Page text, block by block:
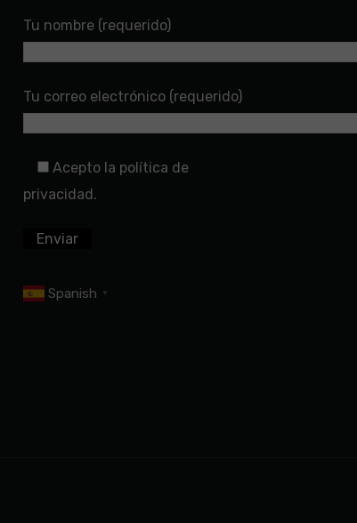
Tu nombre (requerido)
Tu correo electrónico (requerido)
Acepto la política de
privacidad.
Spanish ▼